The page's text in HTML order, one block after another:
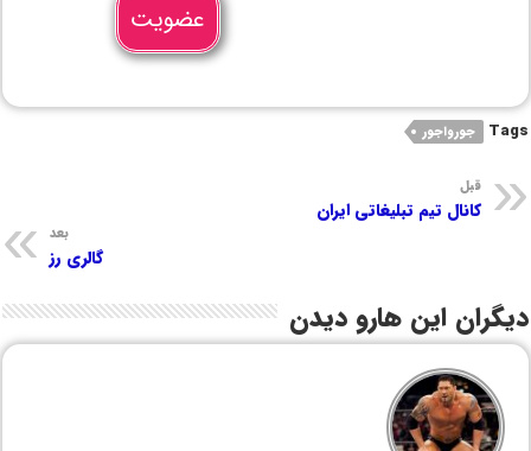
عضویت
Tags جورواجور
قبل
کانال تیم تبلیغاتی ایران
بعد
گالری رز
دیگران این هارو دیدن